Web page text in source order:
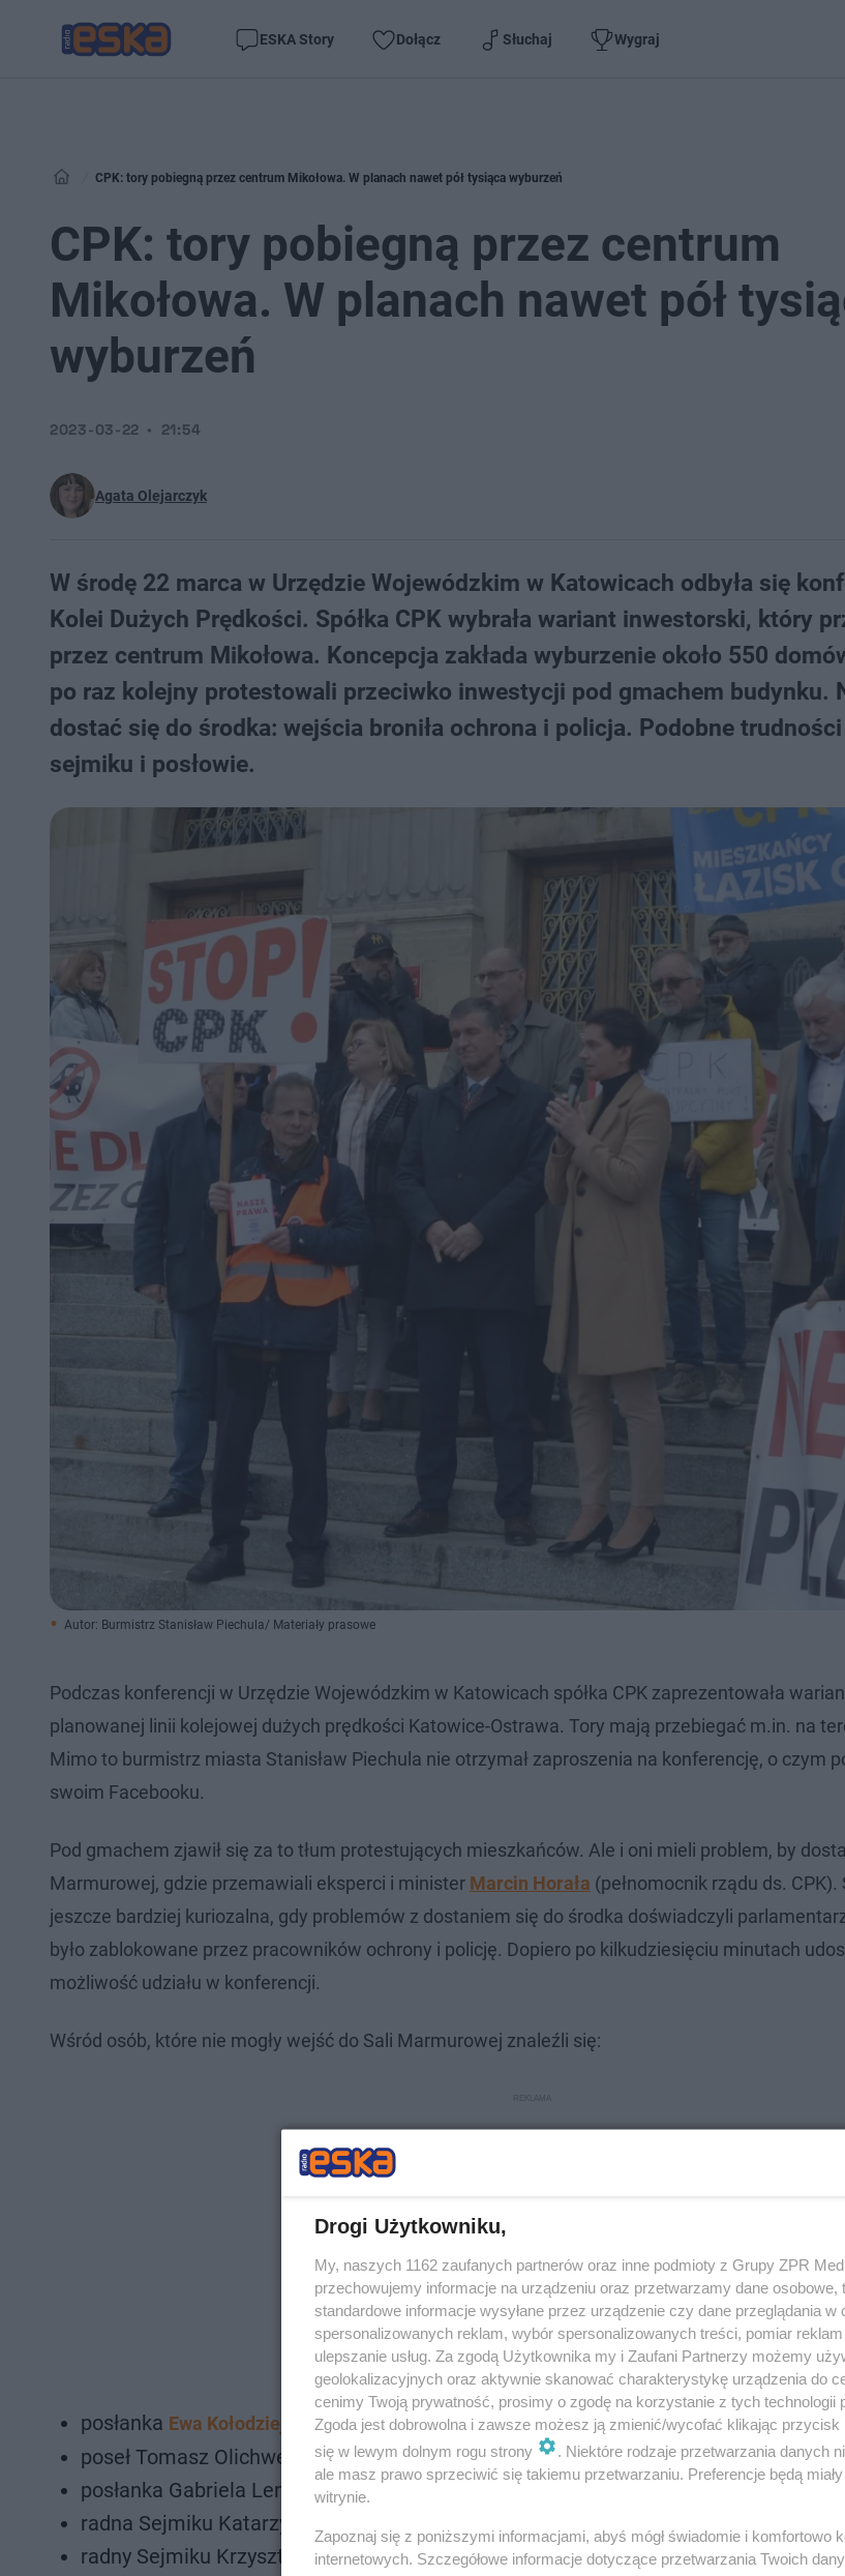
ESKA Story Dołącz Słuchaj Wygraj
CPK: tory pobiegną przez centrum Mikołowa. W planach nawet pół tysiąca wyburzeń
CPK: tory pobiegną przez centrum
Mikołowa. W planach nawet pół
wyburzeń
Agata Olejarczyk
2023-03-22 21:54
W środę 22 marca w Urzędzie Wojewódzkim w Katowicach odbyła się
Kolei Dużych Prędkości. Spółka CPK wybrała wariant inwestorski, który
przez centrum Mikołowa. Koncepcja zakłada wyburzenie około 550
po raz kolejny protestowali przeciwko inwestycji pod gmachem budynku.
dostać się do środka: wejścia broniła ochrona i policja. Podobne
sejmiku i posłowie.
Autor: Burmistrz Stanisław Piechula/ Materiały prasowe
Podczas konferencji w Urzędzie Wojewódzkim w Katowicach spółka CPK zaprezentowała
planowanej linii kolejowej dużych prędkości Katowice-Ostrawa. Tory mają przebiegać m.in. na
Mimo to burmistrz miasta Stanisław Piechula nie otrzymał zaproszenia na konferencję, o czym
swoim Facebooku.
Pod gmachem zjawił się za to tłum protestujących mieszkańców. Ale i oni mieli problem, by
Marmurowej, gdzie przemawiali eksperci i minister Marcin Horała (pełnomocnik rządu ds. CPK).
jeszcze bardziej kuriozalna, gdy problemów z dostaniem się do środka doświadczyli
było zablokowane przez pracowników ochrony i policję. Dopiero po kilkudziesięciu minutach
możliwość udziału w konferencji.
Wśród osób, które nie mogły wejść do Sali Marmurowej znaleźli się:
posłanka Ewa Kołodziej
poseł Tomasz Olichwer
posłanka Gabriela Lenartowicz
radna Sejmiku Katarzyna Stachowicz
radny Sejmiku Krzysztof Wolnik
Drogi Użytkowniku,
My, naszych 1162 zaufanych partnerów oraz inne podmioty z Grupy ZPR
przechowujemy informacje na urządzeniu oraz przetwarzamy dane osobowe,
standardowe informacje wysyłane przez urządzenie czy dane przeglądania w
spersonalizowanych reklam, wybór spersonalizowanych treści, pomiar
ulepszanie usług. Za zgodą Użytkownika my i Zaufani Partnerzy możemy
geolokalizacyjnych oraz aktywnie skanować charakterystykę urządzenia do
cenimy Twoją prywatność, prosimy o zgodę na korzystanie z tych technologii
Zgoda jest dobrowolna i zawsze możesz ją zmienić/wycofać klikając
się w lewym dolnym rogu strony
. Niektóre rodzaje przetwarzania danych
ale masz prawo sprzeciwić się takiemu przetwarzaniu. Preferencje będą
witrynie.
Zapoznaj się z poniższymi informacjami, abyś mógł świadomie i komfortowo
internetowych. Szczegółowe informacje dotyczące przetwarzania Twoich